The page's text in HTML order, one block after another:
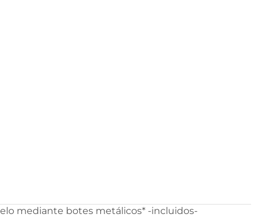
mediante botes metálicos* -incluidos-